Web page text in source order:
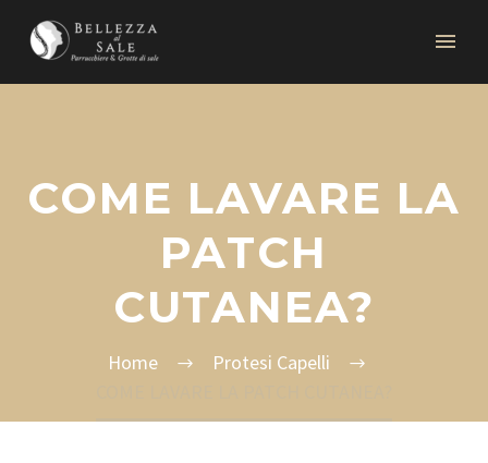
COME LAVARE LA
PATCH
CUTANEA?
Home
Protesi Capelli